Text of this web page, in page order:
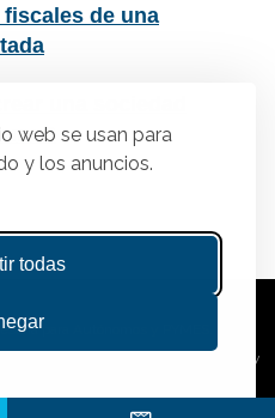
web se usan para
y los anuncios.
todas
de una
para Autónomos y PYMES.
y se aplican la
y